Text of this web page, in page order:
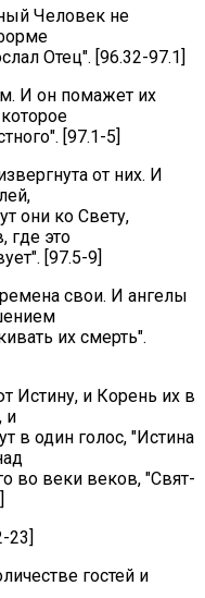
Человек не
Отец". [96.32-97.1]
И он помажет их
[97.1-5]
от них. И
они ко Свету,
где это
[97.5-9]
свои. И ангелы
их смерть".
Истину, и Корень их в
и
в один голос, "Истина
во веки веков, "Свят-
гостей и